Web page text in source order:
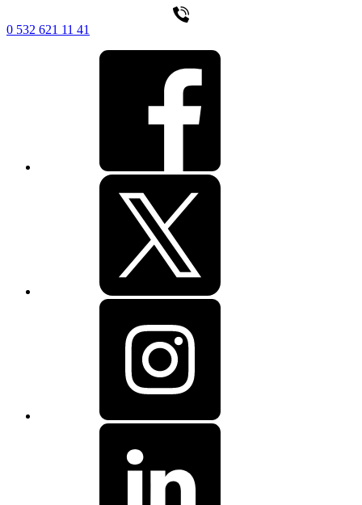
0 532 621 11 41